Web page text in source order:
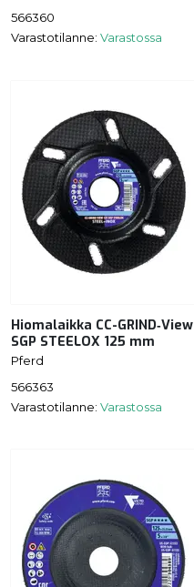
566360
Varastotilanne: Varastossa
Hiomalaikka CC-GRIND‑View
SGP STEELOX 125 mm
Pferd
566363
Varastotilanne: Varastossa